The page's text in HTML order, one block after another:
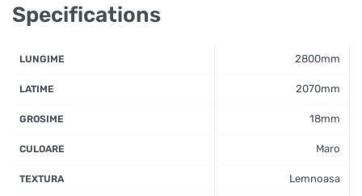
Specifications
LUNGIME 2800mm
LATIME 2070mm
GROSIME 18mm
CULOARE Maro
TEXTURA Lemnoasa